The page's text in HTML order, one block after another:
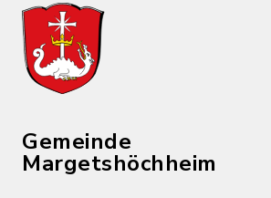
Gemeinde
Margetshöchheim